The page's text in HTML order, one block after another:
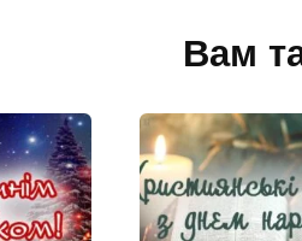
Вам